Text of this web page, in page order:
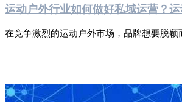
运动户外行业如何做好私域运营？
在竞争激烈的运动户外市场，品牌想要脱颖